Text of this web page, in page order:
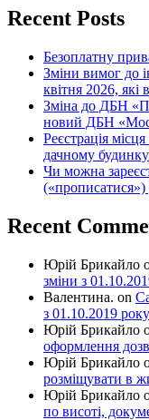
Recent Posts
Безоплатну
Зміни вимог до
квітня 2026, які
Зміна до ДБН
новий ДБН
Реєстрація
дачному
Чи можна
Recent
Юрій Брикайло
зміни з
Валентина. on
з 01.10.2019 року
Юрій Брикайло
оформлення
Юрій Брикайло
розміщувати в
Юрій Брикайло
по висоті,